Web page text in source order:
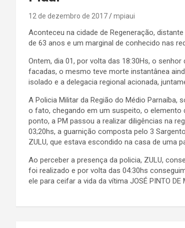
12 de dezembro de 2017 mpiaui
Aconteceu na cidade de Regeneração,
de 63 anos e um marginal de conhecido nas
Ontem, dia 01, por volta das 18:30Hs, o
facadas, o mesmo teve morte instantânea
isolado e a delegacia regional acionada,
A Policia Militar da Região do Médio
o fato, chegando em um suspeito, o elemento
ponto, a PM passou a realizar diligências na
03;20hs, a guarnição composta pelo 3
ZULU, que estava escondido na casa de uma
Ao perceber a presença da policia, ZULU,
foi realizado e por volta das 04:30hs
ele para ceifar a vida da vítima JOSÉ PINTO DE